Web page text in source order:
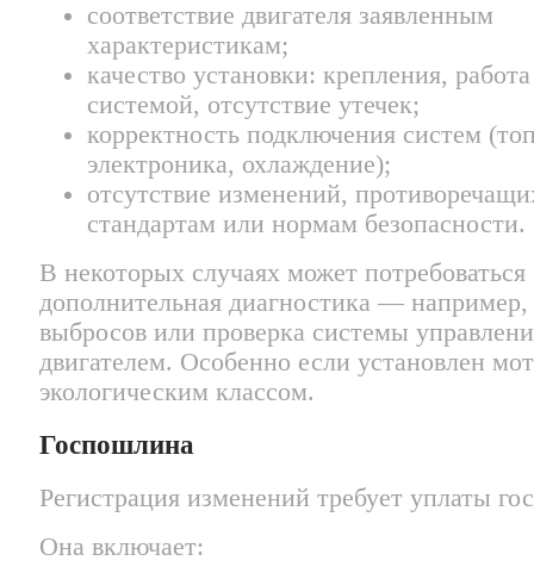
соответствие двигателя заявленным
характеристикам;
качество установки: крепления,
системой, отсутствие утечек;
корректность подключения систем
электроника, охлаждение);
отсутствие изменений,
стандартам или нормам безопасности.
В некоторых случаях может потребоваться
дополнительная диагностика —
выбросов или проверка системы
двигателем. Особенно если установлен
экологическим классом.
Госпошлина
Регистрация изменений требует уплаты
Она включает: